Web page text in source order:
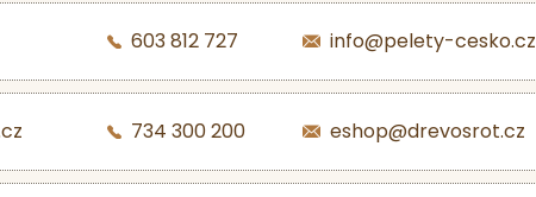
603 812 727 info@pelety-cesko.cz
734 300 200 eshop@drevosrot.cz